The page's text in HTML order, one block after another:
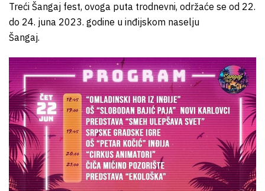
Treći Šangaj fest, ovoga puta trodnevni, održaće se od 22.
do 24. juna 2023. godine u inđijskom naselju
Šangaj.